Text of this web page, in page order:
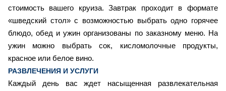
стоимость вашего круиза. Завтрак проходит в формате
«шведский стол» с возможностью выбрать одно горячее
блюдо, обед и ужин организованы по заказному меню. На
ужин можно выбрать сок, кисломолочные продукты,
красное или белое вино.
РАЗВЛЕЧЕНИЯ И УСЛУГИ
Каждый день вас ждет насыщенная развлекательная